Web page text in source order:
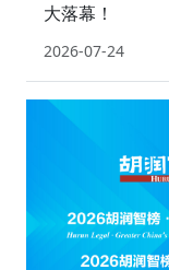
大落幕！
2026-07-24